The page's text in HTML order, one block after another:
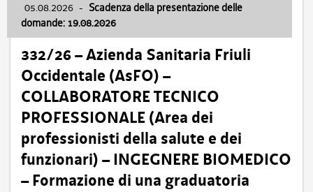
05.08.2026 - Scadenza della presentazione delle
domande: 19.08.2026
332/26 – Azienda Sanitaria Friuli
Occidentale (AsFO) –
COLLABORATORE TECNICO
PROFESSIONALE (Area dei
professionisti della salute e dei
funzionari) – INGEGNERE BIOMEDICO
– Formazione di una graduatoria